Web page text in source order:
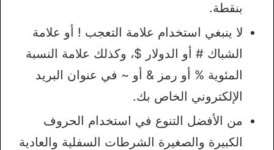
بنقطة.
لا ينبغي استخدام علامة التعجب ! أو علامة
الشباك # أو الدولار $، وكذلك علامة النسبة
المئوية % أو رمز & أو ~ في عنوان البريد
الإلكتروني الخاص بك.
من الأفضل التنوع في استخدام الحروف
الكبيرة والصغيرة الشرطات السفلية والعادية